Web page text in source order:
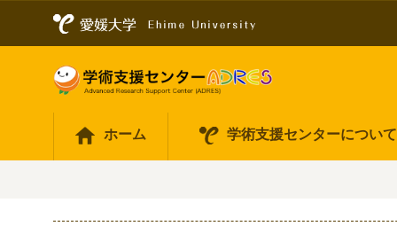
ホーム 学術支援センターについて